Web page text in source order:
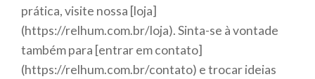
prática, visite nossa [loja]
(https://relhum.com.br/loja). Sinta-se à vontade
também para [entrar em contato]
(https://relhum.com.br/contato) e trocar ideias